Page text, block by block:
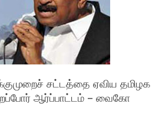
சட்டத்தை ஏவிய தமிழக
ஆர்ப்பாட்டம் – வைகோ